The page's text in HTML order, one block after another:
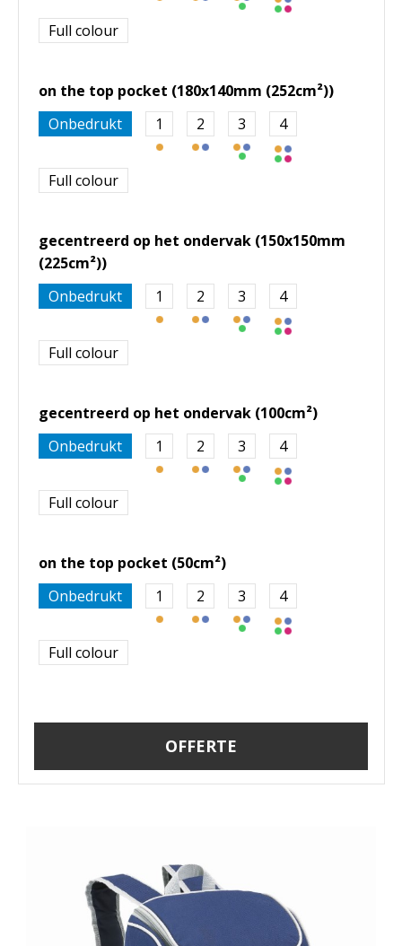
Full colour
on the top pocket (180x140mm (252cm²))
Onbedrukt
1 2 3 4
Full colour
gecentreerd op het ondervak (150x150mm
(225cm²))
Onbedrukt
1 2 3 4
Full colour
gecentreerd op het ondervak (100cm²)
Onbedrukt
1 2 3 4
Full colour
on the top pocket (50cm²)
Onbedrukt
1 2 3 4
Full colour
OFFERTE